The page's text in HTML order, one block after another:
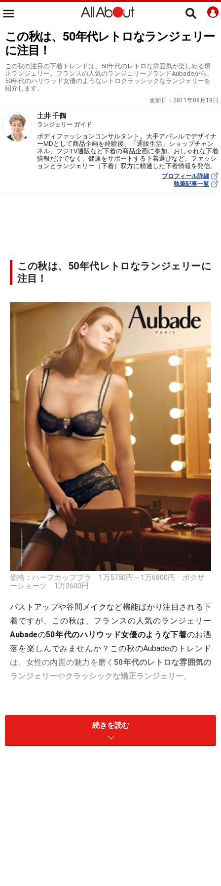
この秋は、50年代レトロなランジェリー
に注目！
この秋の注目の下着トレンドは、50年代のレトロな雰囲気が楽しめる矯
正ランジェリー。フランスの人気のランジェリーブランドAubadeから、
50年代のハリウッド女優のようなレトロクラッシックなランジェリーを
紹介します。
更新日： 2011年08月19日
土井 千鶴
ランジェリー ガイド
ボディファッションコンサルタント。大手アパレルでデザイナ
ーMDとして商品企画を経験後、「通販生活」ショップチャン
ネル、フジTV通販など下着の商品企画に参加。おしゃれな下着
情報だけでなく、健康をサポートする下着選びなど、ファッシ
ョンとランジェリー（下着）双方に精通した下着情報を発信。
プロフィール詳細
執筆記事一覧
この秋は、50年代レトロなランジェリーに
注目！
価格：ハーフカップブラ 1万5750円～1万6800円 ボクサ
ーショーツ 1万2600円
バストアップや谷間メイクなど機能ばかり注目される下
着ですが、この秋は、フランスの人気のランジェリー
Aubadeの50年代のハリウッド女優のような下着のお洒
落を楽しんでみませんか？この秋のAubadeのトレンド
は、女性の内面の魅力を磨く50年代のレトロな雰囲気の
ランジェリーやクラッシックな矯正ランジェリー。
のランジェリーを紹介します。
【ＣＯＮＴＥＮＴＳ】
続きを読む